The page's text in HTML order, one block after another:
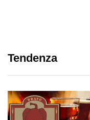
Tendenza